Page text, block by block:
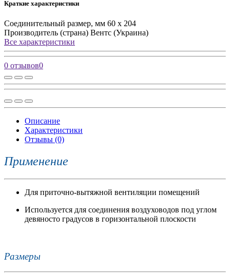
Краткие характеристики
Соединительный размер, мм 60 х 204
Производитель (страна) Вентс (Украина)
Все характеристики
0 отзывов0
Описание
Характеристики
Отзывы (0)
Применение
Для приточно-вытяжной вентиляции помещений
Используется для соединения воздуховодов под углом
девяносто градусов в горизонтальной плоскости
Размеры